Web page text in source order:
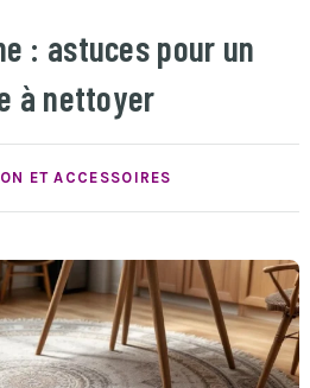
: astuces pour un
à nettoyer
ET ACCESSOIRES